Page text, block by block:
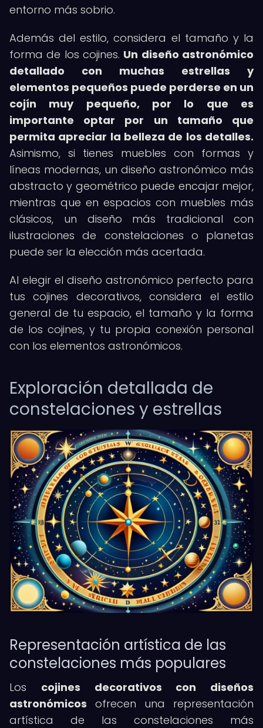
entorno más sobrio.
Además del estilo, considera el tamaño y la
forma de los cojines. Un diseño astronómico
detallado con muchas estrellas y
elementos pequeños puede perderse en un
cojín muy pequeño, por lo que es
importante optar por un tamaño que
permita apreciar la belleza de los detalles.
Asimismo, si tienes muebles con formas y
líneas modernas, un diseño astronómico más
abstracto y geométrico puede encajar mejor,
mientras que en espacios con muebles más
clásicos, un diseño más tradicional con
ilustraciones de constelaciones o planetas
puede ser la elección más acertada.
Al elegir el diseño astronómico perfecto para
tus cojines decorativos, considera el estilo
general de tu espacio, el tamaño y la forma
de los cojines, y tu propia conexión personal
con los elementos astronómicos.
Exploración detallada de
constelaciones y estrellas
Representación artística de las
constelaciones más populares
Los cojines decorativos con diseños
astronómicos ofrecen una representación
artística de las constelaciones más